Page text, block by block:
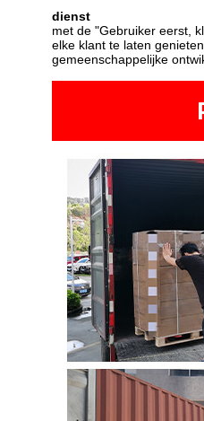
dienst
met de "Gebruiker eerst,
elke klant te laten
gemeenschappelijke